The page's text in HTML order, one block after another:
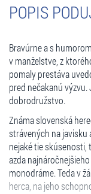
POPIS
Bravúrne a s
v manželstve, z
pomaly prestáva
pred nečakanú
dobrodružstvo.
Známa slovenská
strávených na javisku
nejaké tie skúsenosti,
azda
monodráme. Teda v
herca, na jeho